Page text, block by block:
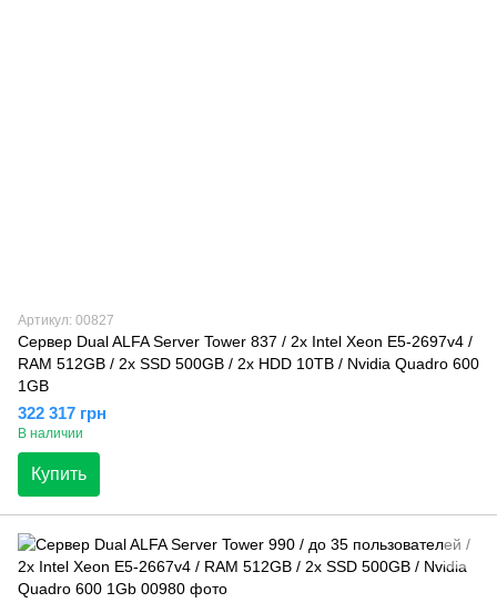
Артикул: 00827
Сервер Dual ALFA Server Tower 837 / 2х Intel Xeon E5-2697v4 /
RAM 512GB / 2x SSD 500GB / 2x HDD 10TB / Nvidia Quadro 600
1GB
322 317 грн
В наличии
Купить